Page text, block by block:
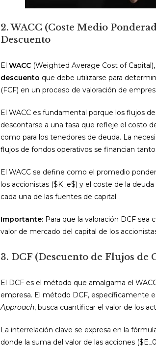
2. WACC (Coste Medio
Descuento
El WACC (Weighted Average Cost of
descuento que debe utilizarse para
(FCF) en un proceso de valoración de
El WACC es fundamental porque los flujos
descontarse a una tasa que refleje el costo
como para los tenedores de deuda. La
flujos de fondos operativos se financian
El WACC se define como el promedio
los accionistas ($K_e$) y el coste de la
cada una de las fuentes de capital.
Importante: Para que la valoración DCF sea
valor de mercado del capital de los
3. DCF (Descuento de Flujos de
El DCF es el método que amalgama el
empresa. El método DCF, específicamente
Approach, busca cuantificar el valor de los
La interrelación clave se expresa en la
donde la suma del valor de las acciones